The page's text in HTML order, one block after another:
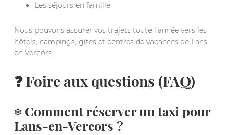
Les séjours en famille
Nous pouvons assurer vos trajets toute l’année vers les
hôtels, campings, gîtes et centres de vacances de Lans
en Vercors.
❓ Foire aux questions (FAQ)
❄️ Comment réserver un taxi pour
Lans-en-Vercors ?